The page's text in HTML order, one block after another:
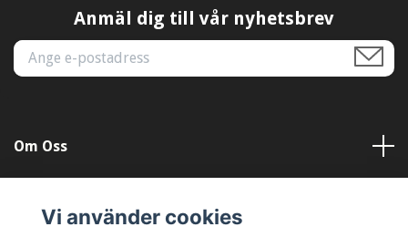
Anmäl dig till vår nyhetsbrev
Om Oss
Vi använder cookies